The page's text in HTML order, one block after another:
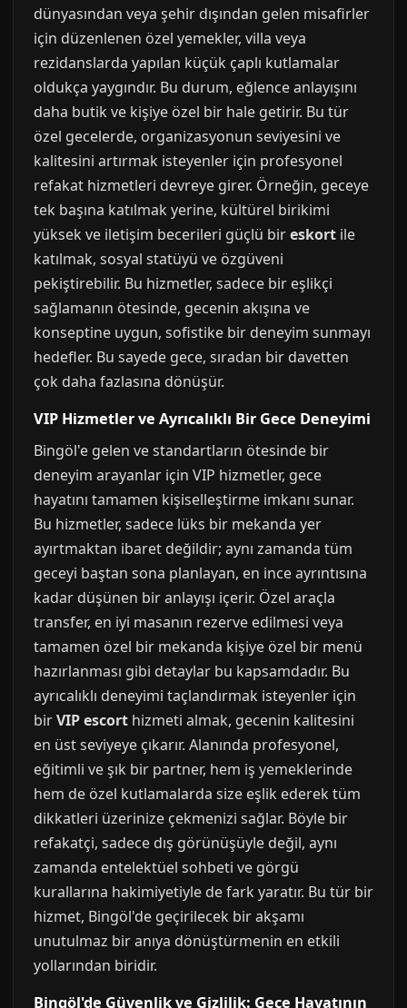
dünyasından veya şehir dışından gelen misafirler
için düzenlenen özel yemekler, villa veya
rezidanslarda yapılan küçük çaplı kutlamalar
oldukça yaygındır. Bu durum, eğlence anlayışını
daha butik ve kişiye özel bir hale getirir. Bu tür
özel gecelerde, organizasyonun seviyesini ve
kalitesini artırmak isteyenler için profesyonel
refakat hizmetleri devreye girer. Örneğin, geceye
tek başına katılmak yerine, kültürel birikimi
yüksek ve iletişim becerileri güçlü bireskort ile
katılmak, sosyal statüyü ve özgüveni
pekiştirebilir. Bu hizmetler, sadece bir eşlikçi
sağlamanın ötesinde, gecenin akışına ve
konseptine uygun, sofistike bir deneyim sunmayı
hedefler. Bu sayede gece, sıradan bir davetten
çok daha fazlasına dönüşür.
VIP Hizmetler ve Ayrıcalıklı Bir Gece Deneyimi
Bingöl'e gelen ve standartların ötesinde bir
deneyim arayanlar için VIP hizmetler, gece
hayatını tamamen kişiselleştirme imkanı sunar.
Bu hizmetler, sadece lüks bir mekanda yer
ayırtmaktan ibaret değildir; aynı zamanda tüm
geceyi baştan sona planlayan, en ince ayrıntısına
kadar düşünen bir anlayışı içerir. Özel araçla
transfer, en iyi masanın rezerve edilmesi veya
tamamen özel bir mekanda kişiye özel bir menü
hazırlanması gibi detaylar bu kapsamdadır. Bu
ayrıcalıklı deneyimi taçlandırmak isteyenler için
birVIP escort hizmeti almak, gecenin kalitesini
en üst seviyeye çıkarır. Alanında profesyonel,
eğitimli ve şık bir partner, hem iş yemeklerinde
hem de özel kutlamalarda size eşlik ederek tüm
dikkatleri üzerinize çekmenizi sağlar. Böyle bir
refakatçi, sadece dış görünüşüyle değil, aynı
zamanda entelektüel sohbeti ve görgü
kurallarına hakimiyetiyle de fark yaratır. Bu tür bir
hizmet, Bingöl'de geçirilecek bir akşamı
unutulmaz bir anıya dönüştürmenin en etkili
yollarından biridir.
Bingöl'de Güvenlik ve Gizlilik: Gece Hayatının